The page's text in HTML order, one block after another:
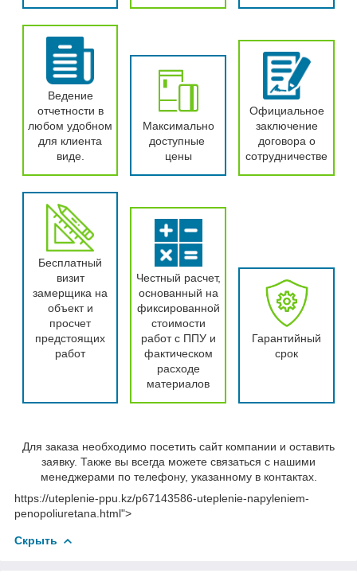
Ведение
отчетности в
любом удобном
для клиента
виде.
Максимально
доступные
цены
Официальное
заключение
договора о
сотрудничестве
Бесплатный
визит
замерщика на
объект и
просчет
предстоящих
работ
Честный расчет,
основанный на
фиксированной
стоимости
работ с ППУ и
фактическом
расходе
материалов
Гарантийный
срок
Для заказа необходимо посетить сайт компании и оставить
заявку. Также вы всегда можете связаться с нашими
менеджерами по телефону, указанному в контактах.
https://uteplenie-ppu.kz/p67143586-uteplenie-napyleniem-
penopoliuretana.html">
Скрыть